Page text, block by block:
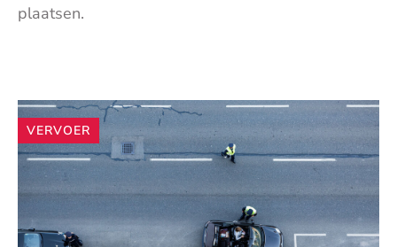
plaatsen.
Andere
artikelen
VERVOER